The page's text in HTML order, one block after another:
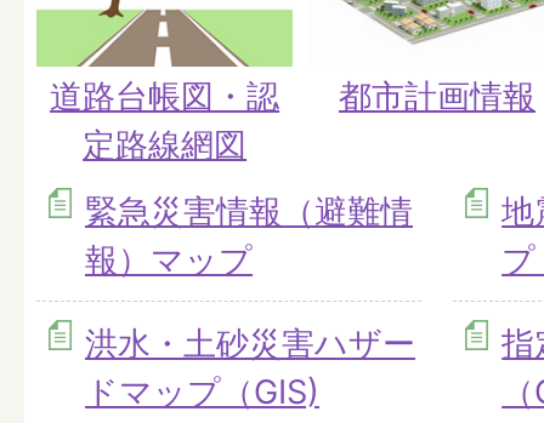
道路台帳図・認
定路線網図
都市計画情報
緊急災害情報（避難情
報）マップ
地
プ
洪水・土砂災害ハザー
ドマップ（GIS)
指